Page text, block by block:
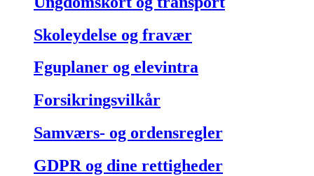
Skoleydelse og fravær
Fguplaner og elevintra
Forsikringsvilkår
Samværs- og ordensregler
GDPR og dine rettigheder